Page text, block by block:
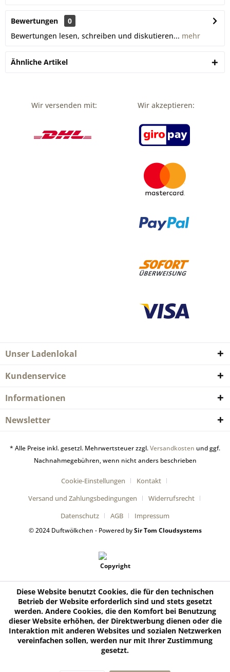
Bewertungen
0
Bewertungen lesen, schreiben und diskutieren... mehr
Ähnliche Artikel
Wir versenden mit: Wir akzeptieren:
Unser Ladenlokal
Kundenservice
Informationen
Newsletter
* Alle Preise inkl. gesetzl. Mehrwertsteuer zzgl.Versandkosten und ggf.
Nachnahmegebühren, wenn nicht anders beschrieben
Cookie-Einstellungen
Kontakt
Versand und Zahlungsbedingungen
Widerrufsrecht
Datenschutz
AGB Impressum
© 2024 Duftwölkchen - Powered bySir Tom Cloudsystems
Diese Website benutzt Cookies, die für den technischen
Betrieb der Website erforderlich sind und stets gesetzt
werden. Andere Cookies, die den Komfort bei Benutzung
dieser Website erhöhen, der Direktwerbung dienen oder die
Interaktion mit anderen Websites und sozialen Netzwerken
vereinfachen sollen, werden nur mit Ihrer Zustimmung
gesetzt.